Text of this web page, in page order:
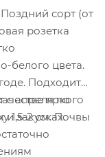
Поздний сорт (от
розетка
белого цвета.
Подходит
яркого
и закусках.
с апреля по
1,5-2 см. Почвы